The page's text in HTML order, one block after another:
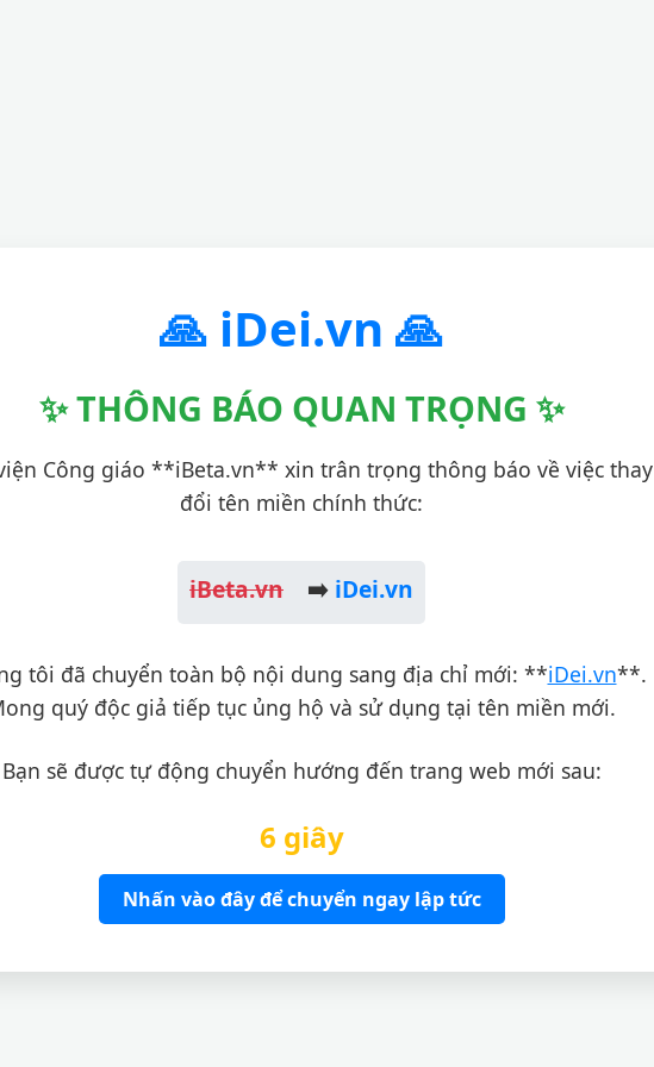
🙏 iDei.vn 🙏
✨ THÔNG BÁO QUAN TRỌNG ✨
Công giáo **iBeta.vn** xin trân trọng thông báo về việc thay
đổi tên miền chính thức:
iBeta.vn ➡️ iDei.vn
tôi đã chuyển toàn bộ nội dung sang địa chỉ mới: **iDei.vn**.
quý độc giả tiếp tục ủng hộ và sử dụng tại tên miền mới.
Bạn sẽ được tự động chuyển hướng đến trang web mới sau:
6 giây
Nhấn vào đây để chuyển ngay lập tức